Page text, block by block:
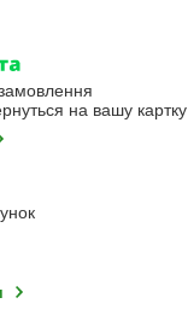
на вашу картку